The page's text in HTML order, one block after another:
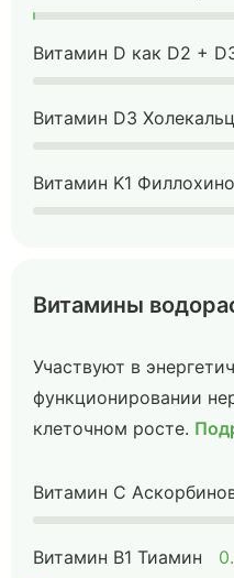
Витамин D как D2 +
Витамин D3
Витамин K1
Витамины
Участвуют в
функционировании
клеточном росте.
Витамин C
Витамин B1 Тиамин